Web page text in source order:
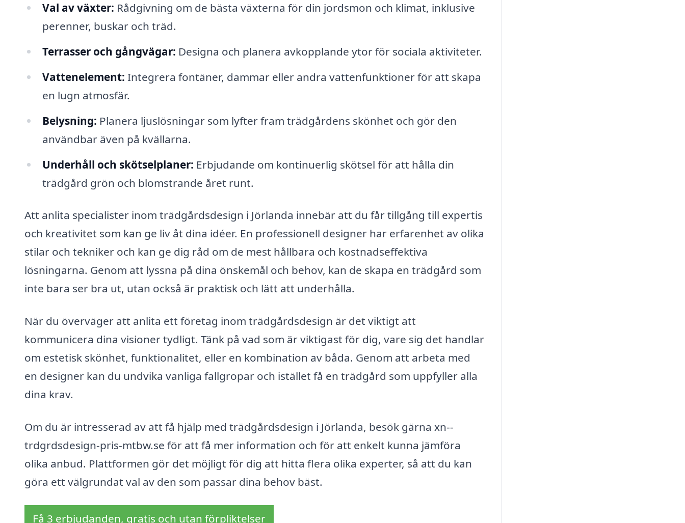
Val av växter: Rådgivning om de bästa växterna för din jordsmon och klimat, inklusive
perenner, buskar och träd.
Terrasser och gångvägar: Designa och planera avkopplande ytor för sociala aktiviteter.
Vattenelement: Integrera fontäner, dammar eller andra vattenfunktioner för att skapa
en lugn atmosfär.
Belysning: Planera ljuslösningar som lyfter fram trädgårdens skönhet och gör den
användbar även på kvällarna.
Underhåll och skötselplaner: Erbjudande om kontinuerlig skötsel för att hålla din
trädgård grön och blomstrande året runt.
Att anlita specialister inom trädgårdsdesign i Jörlanda innebär att du får tillgång till expertis
och kreativitet som kan ge liv åt dina idéer. En professionell designer har erfarenhet av olika
stilar och tekniker och kan ge dig råd om de mest hållbara och kostnadseffektiva
lösningarna. Genom att lyssna på dina önskemål och behov, kan de skapa en trädgård som
inte bara ser bra ut, utan också är praktisk och lätt att underhålla.
När du överväger att anlita ett företag inom trädgårdsdesign är det viktigt att
kommunicera dina visioner tydligt. Tänk på vad som är viktigast för dig, vare sig det handlar
om estetisk skönhet, funktionalitet, eller en kombination av båda. Genom att arbeta med
en designer kan du undvika vanliga fallgropar och istället få en trädgård som uppfyller alla
dina krav.
Om du är intresserad av att få hjälp med trädgårdsdesign i Jörlanda, besök gärna xn--
trdgrdsdesign-pris-mtbw.se för att få mer information och för att enkelt kunna jämföra
olika anbud. Plattformen gör det möjligt för dig att hitta flera olika experter, så att du kan
göra ett välgrundat val av den som passar dina behov bäst.
Få 3 erbjudanden, gratis och utan förpliktelser